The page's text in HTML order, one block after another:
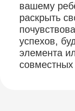
вашему
раскрыть
успехов,
элемента